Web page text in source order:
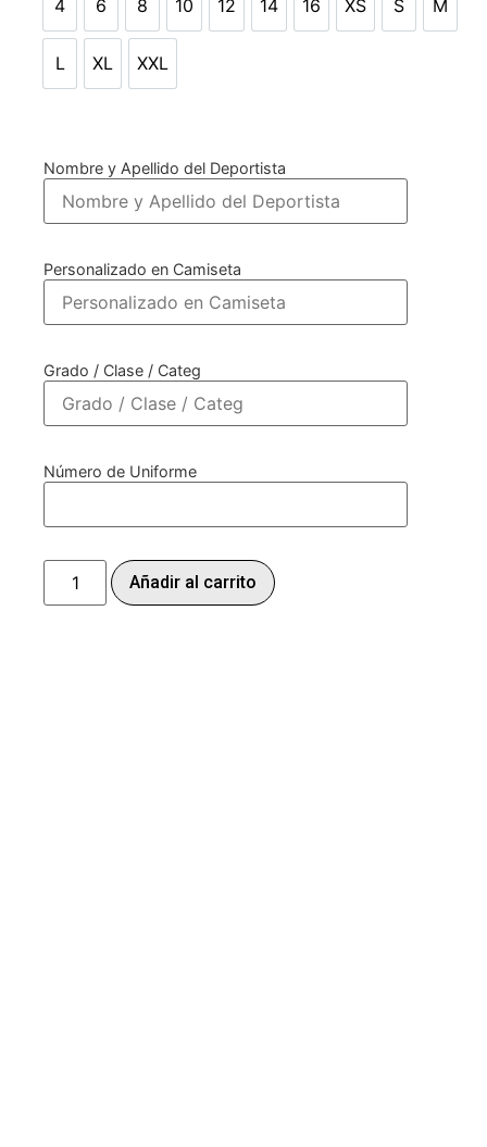
4 6 8
8
10 12 14 16 XS
XS
S
S
M
L XL XXL
Nombre y Apellido del Deportista
Personalizado en Camiseta
Grado / Clase / Categ
Número de Uniforme
Añadir al carrito